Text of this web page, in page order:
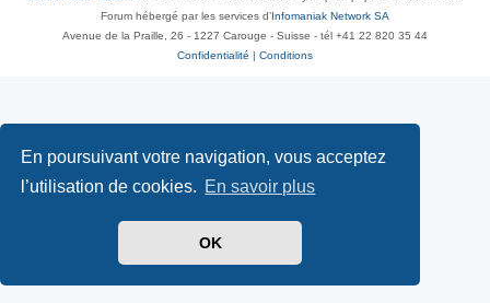
En poursuivant votre navigation, vous acceptez
l’utilisation de cookies. En savoir plus
OK
Forum hébergé par les services d’ Infomaniak Network SA
Avenue de la Praille, 26 - 1227 Carouge - Suisse - tél +41 22 820 35 44
Confidentialité
Conditions